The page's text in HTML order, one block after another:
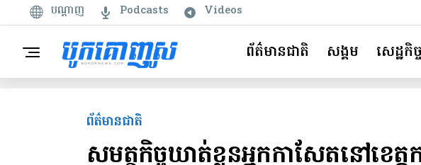
បណ្តាញ Podcasts Videos
ព័ត៌មានជាតិ សង្គម សេដ្ឋកិច្ច
ព័ត៌មានជាតិ
សមត្ថកិច្ច​ឃាត់ខ្លួនអ្នកកាសែត​នៅ​